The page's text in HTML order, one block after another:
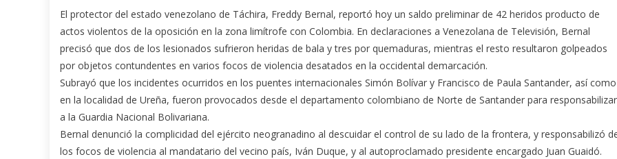
El protector del estado venezolano de Táchira, Freddy Bernal, reportó hoy un saldo preliminar de 42 heridos producto de
actos violentos de la oposición en la zona limítrofe con Colombia. En declaraciones a Venezolana de Televisión, Bernal
precisó que dos de los lesionados sufrieron heridas de bala y tres por quemaduras, mientras el resto resultaron golpeados
por objetos contundentes en varios focos de violencia desatados en la occidental demarcación.
Subrayó que los incidentes ocurridos en los puentes internacionales Simón Bolívar y Francisco de Paula Santander, así como
en la localidad de Ureña, fueron provocados desde el departamento colombiano de Norte de Santander para responsabilizar
a la Guardia Nacional Bolivariana.
Bernal denunció la complicidad del ejército neogranadino al descuidar el control de su lado de la frontera, y responsabilizó
los focos de violencia al mandatario del vecino país, Iván Duque, y al autoproclamado presidente encargado Juan Guaidó.